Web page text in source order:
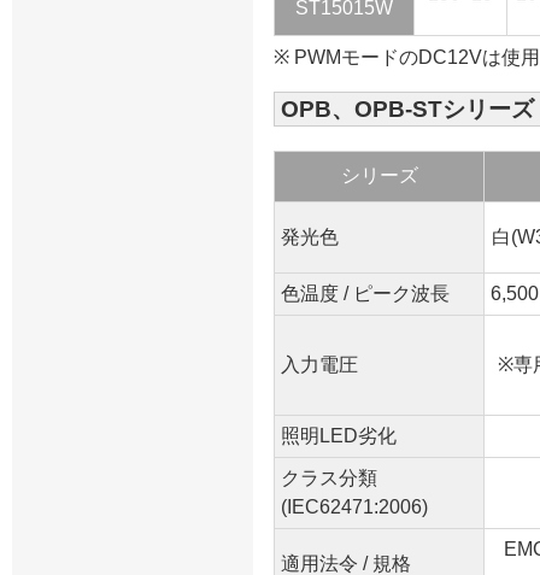
ST15015W
※ PWMモードのDC12Vは使
OPB、OPB-STシリーズ
シリーズ
発光色 白
色温度 / ピーク波長
入力電圧 ※専
照明LED劣化
クラス分類
(IEC62471:2006)
適用法令 / 規格